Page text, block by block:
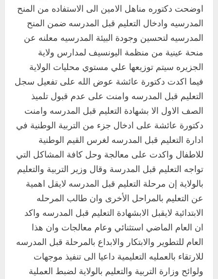
اوضحت دكتوره مناهل الامين الى الاستفاده من المنح
المدرسيه وادخال التعليم قبل المدرسه ضمن المنح
المدرسيه لتحسين وجودة البيئة المدرسيه معلنه عن
منحة عينية من منظمة اليونسيف لمدارس ولاية
الجزيره سيتم توزيعها علي مستوي محليات الولاية
فيما اكدت دكتورة عائشة عوض الله على تفعيل سجل
التعليم قبل المدرسه وامنت على عدم قبول تلميذ
الصف الاول الا بشهادة التعليم قبل المدرسه وامنت
دكتورة عائشة على ادخال جزء من التربية الوطنية في
ادارة التعليم قبل المدرسه لغرس القيم الوطنية
للاطفال واكدت على معالجة وحل كافة المشاكل التي
تواجه التعليم قبل المدرسة وقال وزير التربية والتعليم
بالولاية إن مرحلة التعليم قبل المدرسه لايقل اهمية
عن التعليم بالمراحل الأخرى وان طالب المرحله
الابتدائية لايقبل الابشهادة التعليم قبل المدرسه واكد
ان العام الماضي استثنائي وعام معالجات وان هذا
العام للتطوير والابتكار والابداع بالمرحلة قبل المدرسه
للارتقاء بالعمليه التعليمية داعيا الى تنفيذ موجهات
ولوائح وزارة التربية والتعليم بالولاية لضبط العملية